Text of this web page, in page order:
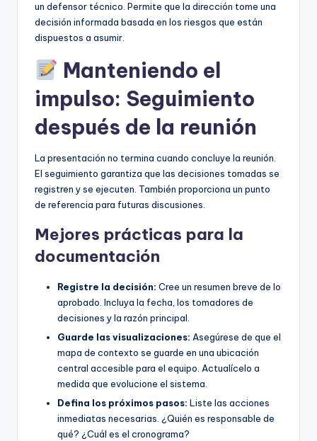
un defensor técnico. Permite que la dirección tome una
decisión informada basada en los riesgos que están
dispuestos a asumir.
Manteniendo el
impulso: Seguimiento
después de la reunión
La presentación no termina cuando concluye la reunión.
El seguimiento garantiza que las decisiones tomadas se
registren y se ejecuten. También proporciona un punto
de referencia para futuras discusiones.
Mejores prácticas para la
documentación
Registre la decisión: Cree un resumen breve de lo
aprobado. Incluya la fecha, los tomadores de
decisiones y la razón principal.
Guarde las visualizaciones: Asegúrese de que el
mapa de contexto se guarde en una ubicación
central accesible para el equipo. Actualícelo a
medida que evolucione el sistema.
Defina los próximos pasos: Liste las acciones
inmediatas necesarias. ¿Quién es responsable de
qué? ¿Cuál es el cronograma?